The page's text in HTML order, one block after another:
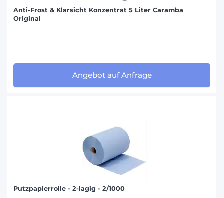
Anti-Frost & Klarsicht Konzentrat 5 Liter Caramba
Original
Angebot auf Anfrage
Putzpapierrolle - 2-lagig - 2/1000